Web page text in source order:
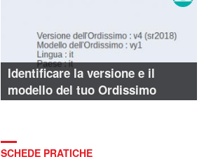
Identificare la versione e il
modello del tuo Ordissimo
SCHEDE PRATICHE